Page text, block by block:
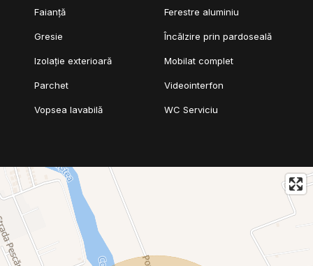
Faianță Ferestre aluminiu
Gresie Încălzire prin pardoseală
Izolație exterioară Mobilat complet
Parchet Videointerfon
Vopsea lavabilă WC Serviciu